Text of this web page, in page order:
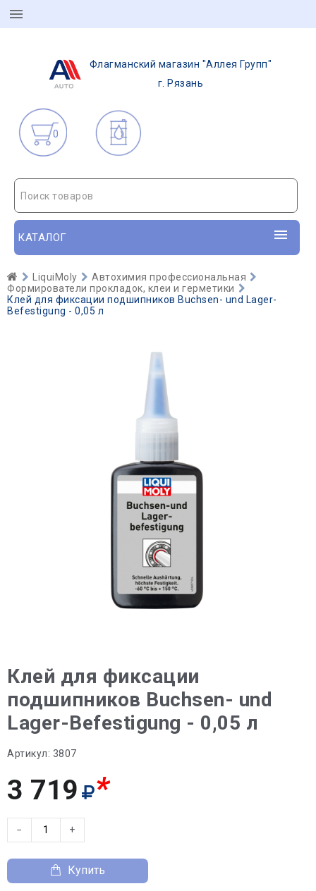
Флагманский магазин "Аллея Групп"
г. Рязань
0
Поиск товаров
КАТАЛОГ
LiquiMoly
Автохимия профессиональная
Формирователи прокладок, клеи и герметики
Клей для фиксации подшипников Buchsen- und Lager-
Befestigung - 0,05 л
Клей для фиксации
подшипников Buchsen- und
Lager-Befestigung - 0,05 л
Артикул: 3807
3 719 *
− +
Купить